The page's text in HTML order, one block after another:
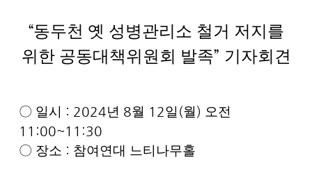
“동두천 옛 성병관리소 철거 저지를
위한 공동대책위원회 발족” 기자회견
〇 일시 : 2024년 8월 12일 (월) 오전
11:00~11:30
〇 장소 : 참여연대 느티나무홀